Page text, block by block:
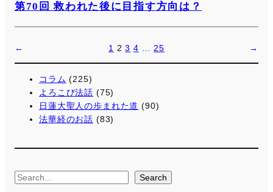
第70回 救われた後に目指す方向は？
← 1 2 3 4 25 →
コラム (225)
よろこび法話 (75)
日蓮大聖人の歩まれた道 (90)
法華経のお話 (83)
S
Search